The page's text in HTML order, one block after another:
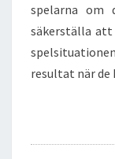
spelarna om
säkerställa
resultat när de